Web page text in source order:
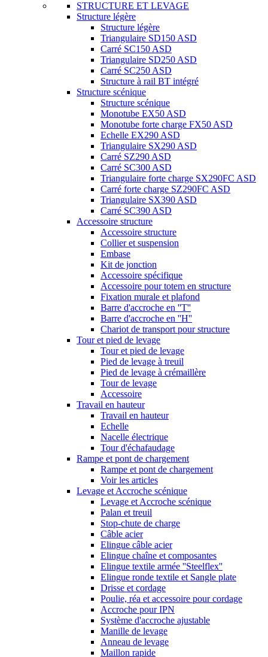
STRUCTURE ET LEVAGE
Structure légère
Structure légère
Triangulaire SD150 ASD
Carré SC150 ASD
Triangulaire SD250 ASD
Carré SC250 ASD
Structure à rail BT intégré
Structure scénique
Structure scénique
Monotube EX50 ASD
Monotube forte charge FX50 ASD
Echelle EX290 ASD
Triangulaire SX290 ASD
Carré SZ290 ASD
Carré SC300 ASD
Triangulaire forte charge SX290FC ASD
Carré forte charge SZ290FC ASD
Triangulaire SX390 ASD
Carré SC390 ASD
Accessoire structure
Accessoire structure
Collier et suspension
Embase
Kit de jonction
Accessoire spécifique
Accessoire pour totem en structure
Fixation murale et plafond
Barre d'accroche en ''T''
Barre d'accroche en ''H''
Chariot de transport pour structure
Tour et pied de levage
Tour et pied de levage
Pied de levage à treuil
Pied de levage à crémaillère
Tour de levage
Accessoire
Travail en hauteur
Travail en hauteur
Echelle
Nacelle électrique
Tour d'échafaudage
Rampe et pont de chargement
Rampe et pont de chargement
Voir les articles
Levage et Accroche scénique
Levage et Accroche scénique
Palan et treuil
Stop-chute de charge
Câble acier
Elingue câble acier
Elingue chaîne et composantes
Elingue textile armée ''Steelflex''
Elingue ronde textile et Sangle plate
Drisse et cordage
Poulie, réa et accessoire pour cordage
Accroche pour IPN
Système d'accroche ajustable
Manille de levage
Anneau de levage
Maillon rapide